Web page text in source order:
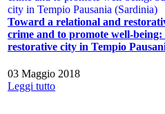
Toward a relational and
crime and to promote well-
restorative city in Tempio
03 Maggio 2018
Leggi tutto